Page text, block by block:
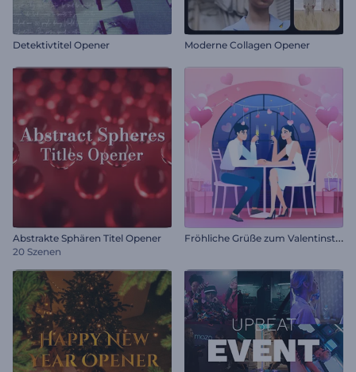
Detektivtitel Opener Moderne Collagen Opener
Abstrakte Sphären Titel Opener
20 Szenen
F
röhliche Grüße zum Valentinstag